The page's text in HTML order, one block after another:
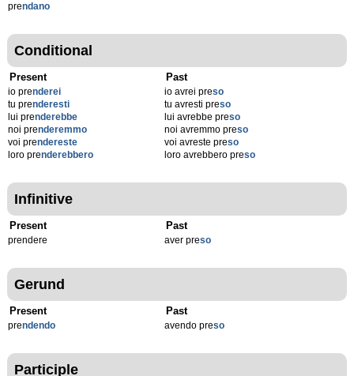
prendano
Conditional
Present
io prenderei
tu prenderesti
lui prenderebbe
noi prenderemmo
voi prendereste
loro prenderebbero
Past
io avrei preso
tu avresti preso
lui avrebbe preso
noi avremmo preso
voi avreste preso
loro avrebbero preso
Infinitive
Present
prendere
Past
aver preso
Gerund
Present
prendendo
Past
avendo preso
Participle